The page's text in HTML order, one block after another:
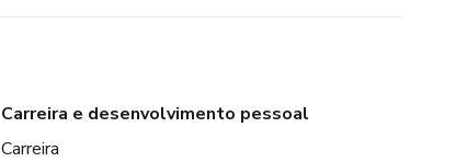
Carreira e desenvolvimento pessoal
Carreira